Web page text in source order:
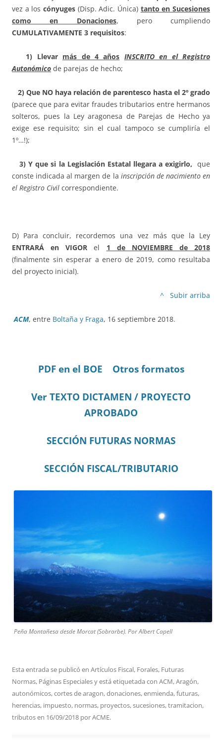
vez a los cónyuges (Disp. Adic. Única) tanto en Sucesiones
como en Donaciones, pero cumpliendo
CUMULATIVAMENTE 3 requisitos:
1) Llevar más de 4 años INSCRITO en el Registro
Autonómico de parejas de hecho;
2) Que NO haya relación de parentesco hasta el 2º grado
(parece que para evitar fraudes tributarios entre hermanos
solteros, pues la Ley aragonesa de Parejas de Hecho ya
exige ese requisito; sin el cual tampoco se cumpliría el
1º…!);
3)Y que si la Legislación Estatal llegara a exigirlo, que
conste indicada al margen de la inscripción de nacimiento en
el Registro Civil correspondiente.
D) Para concluir, recordemos una vez más que la Ley
ENTRARÁ en VIGORel 1 de NOVIEMBRE de 2018
(finalmente sin esperar a enero de 2019, como resultaba
del proyecto inicial).
^ Subir arriba
ACM, entre Boltaña y Fraga, 16 septiembre 2018.
PDF en el BOE Otros formatos
Ver TEXTO DICTAMEN / PROYECTO
APROBADO
SECCIÓN FUTURAS NORMAS
SECCIÓN FISCAL/TRIBUTARIO
Peña Montañesa desde Morcat (Sobrarbe). Por Albert Capell
Esta entrada se publicó en Artículos Fiscal, Forales, Futuras
Normas, Páginas Especialesy está etiquetada con ACM,Aragón,
autonómicos,cortes de aragon,donaciones,enmienda,futuras,
herencias, impuesto, normas, proyectos,sucesiones,tramitacion,
tributosen 16/09/2018 porACME.